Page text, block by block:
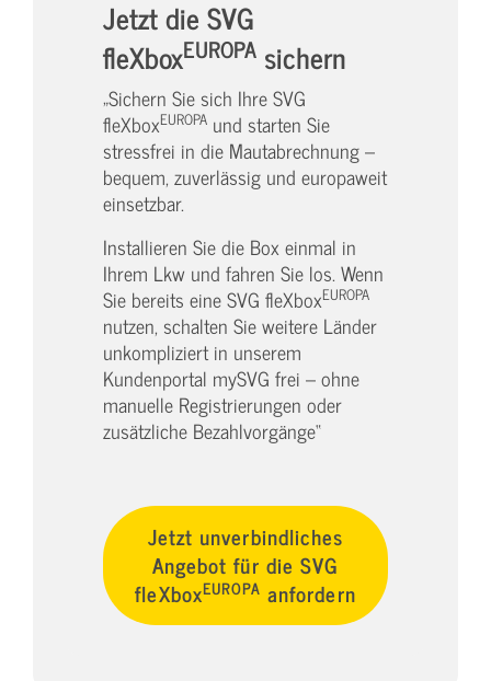
Jetzt die SVG
fleXboxEUROPA sichern
„Sichern Sie sich Ihre SVG
fleXboxEUROPA und starten Sie
stressfrei in die Mautabrechnung –
bequem, zuverlässig und europaweit
einsetzbar.
Installieren Sie die Box einmal in
Ihrem Lkw und fahren Sie los. Wenn
Sie bereits eine SVG fleXboxEUROPA
nutzen, schalten Sie weitere Länder
unkompliziert in unserem
Kundenportal mySVG frei – ohne
manuelle Registrierungen oder
zusätzliche Bezahlvorgänge“
Jetzt unverbindliches
Angebot für die SVG
fleXboxEUROPA anfordern